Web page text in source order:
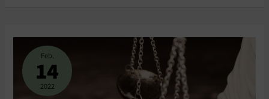
Feb.
14
2022
VERMÖGENSVERTEILUNG
DEUTSCHLAND
WENIGER
UNGLEICH
GEWÖHNLICH
BEHAUPTET